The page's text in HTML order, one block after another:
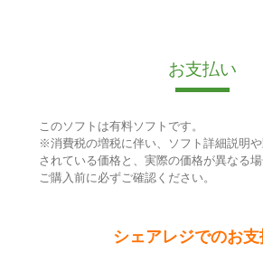
お支払い
このソフトは有料ソフトです。
※消費税の増税に伴い、ソフト詳細説明
されている価格と、実際の価格が異なる場
ご購入前に必ずご確認ください。
シェアレジでのお